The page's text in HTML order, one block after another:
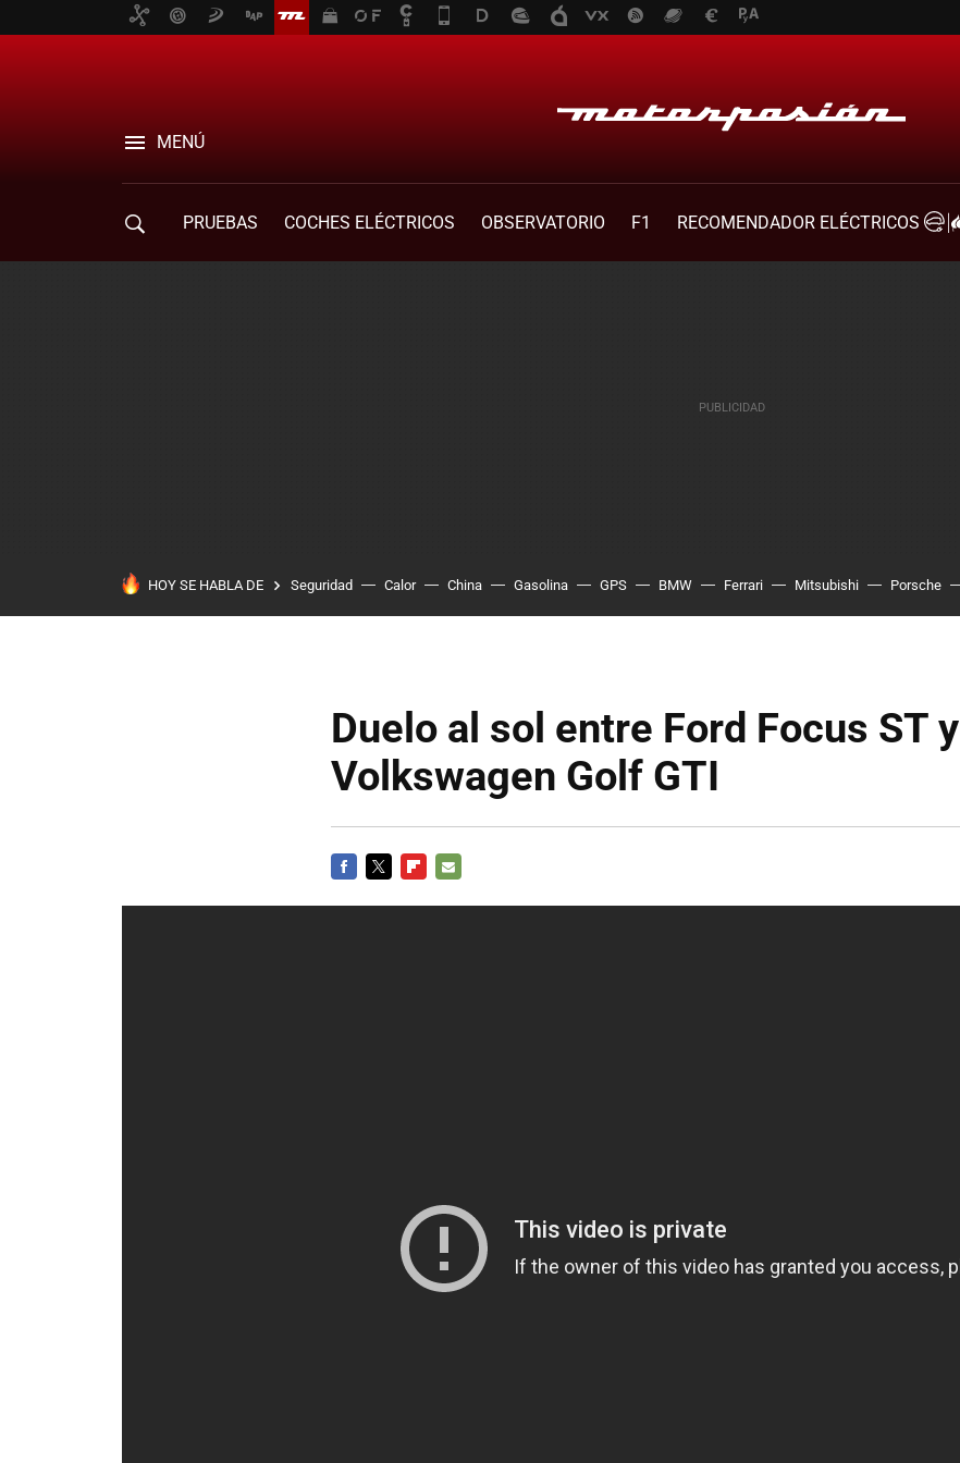
MENÚ
PRUEBAS COCHES ELÉCTRICOS OBSERVATORIO F1
RECOMENDADOR ELÉCTRICOS
HOY SE HABLA DE Seguridad Calor China Gasolina GPS BMW Ferrari Mitsubishi Porsche
Duelo al sol entre Ford Focus ST y
Volkswagen Golf GTI